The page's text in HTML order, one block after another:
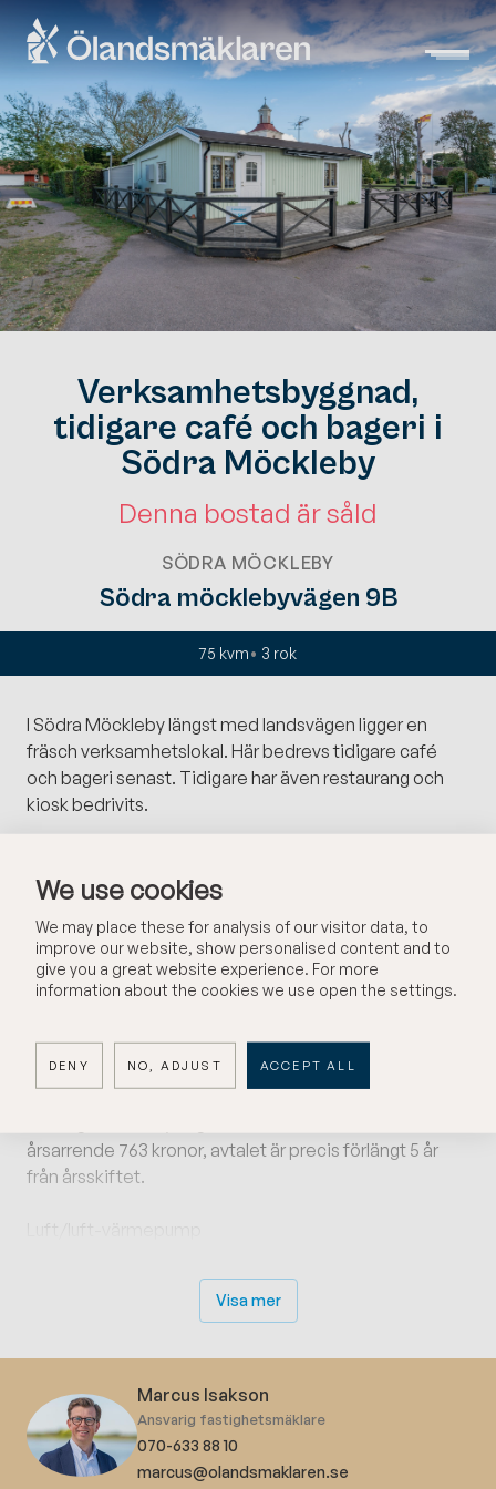
We use cookies
We may place these for analysis of our visitor data, to
improve our website, show personalised content and to
give you a great website experience. For more
information about the cookies we use open the settings.
DENY NO, ADJUST ACCEPT ALL
Verksamhetsbyggnad,
tidigare café och bageri i
Södra Möckleby
Denna bostad är såld
Södra möcklebyvägen 9B
SÖDRA MÖCKLEBY
75 kvm 3 rok
I Södra Möckleby längst med landsvägen ligger en
fräsch verksamhetslokal. Här bedrevs tidigare café
och bageri senast. Tidigare har även restaurang och
kiosk bedrivits.
utvecklingsmöjligheter.
Lokalerna har fram tills idag varit godkända för café,
bageri och catering.
verksamhetsinredning finns kvar.
Byggnaden och verksamheten ligger på arrendemark
årsarrende 763 kronor, avtalet är precis förlängt 5 år
från årsskiftet.
OBS! Eftersom byggnaden ligger på arrendetomt
gäller andra möjligheter till finansiering och belåning,
Byggnaden säljs med friskrivningsk...
Visa mer
Marcus Isakson
Ansvarig fastighetsmäklare
070-633 88 10
marcus@olandsmaklaren.se